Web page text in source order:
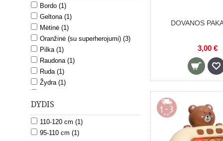
EGEM GRUP ORGANIZASYON
(18)
ELLUSTRA (1)
FUN TRADING (1)
GIIKER (4)
GIMME (6)
GRANNA (2)
HALILIT (1)
IKONKA (101)
IZOXIS (1)
JANOD (7)
Bordo (1)
Geltona (1)
Mėtinė (1)
Oranžinė (su superherojumi) (3)
Pilka (1)
Raudona (1)
Ruda (1)
Žydra (1)
Oranžinė (1)
Juoda (2)
Violetinė (2)
Rožinė (3)
DYDIS
110-120 cm (1)
95-110 cm (1)
DOVANOS
3,00 €